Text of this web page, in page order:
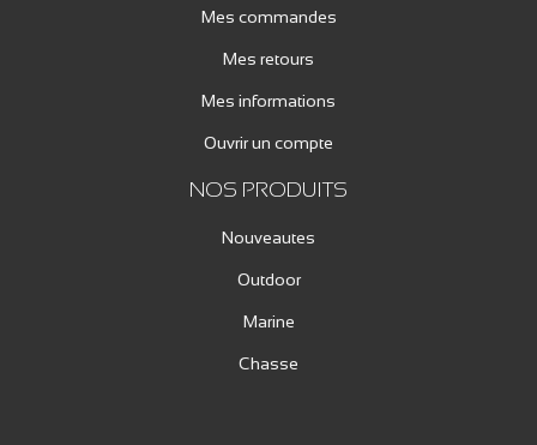
Mes commandes
Mes retours
Mes informations
Ouvrir un compte
NOS PRODUITS
Nouveautes
Outdoor
Marine
Chasse